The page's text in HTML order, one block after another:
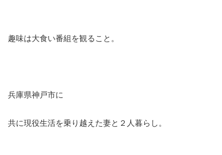
趣味は大食い番組を観ること。
兵庫県神戸市に
共に現役生活を乗り越えた妻と２人暮らし。